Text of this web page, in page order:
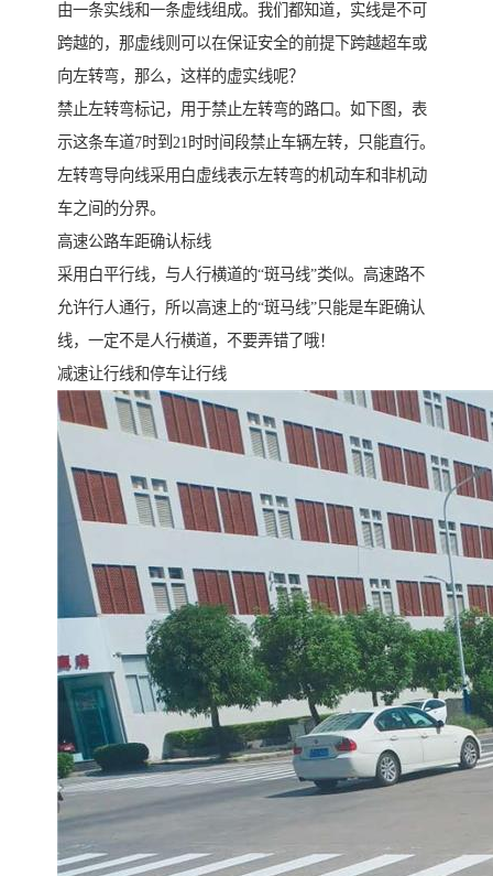
由一条实线和一条虚线组成。我们都知道，实线是不可
跨越的，那虚线则可以在保证安全的前提下跨越超车或
向左转弯，那么，这样的虚实线呢？
禁止左转弯标记，用于禁止左转弯的路口。如下图，表
示这条车道7时到21时时间段禁止车辆左转，只能直行。
左转弯导向线采用白虚线表示左转弯的机动车和非机动
车之间的分界。
高速公路车距确认标线
采用白平行线，与人行横道的“斑马线”类似。高速路不
允许行人通行，所以高速上的“斑马线”只能是车距确认
线，一定不是人行横道，不要弄错了哦！
减速让行线和停车让行线